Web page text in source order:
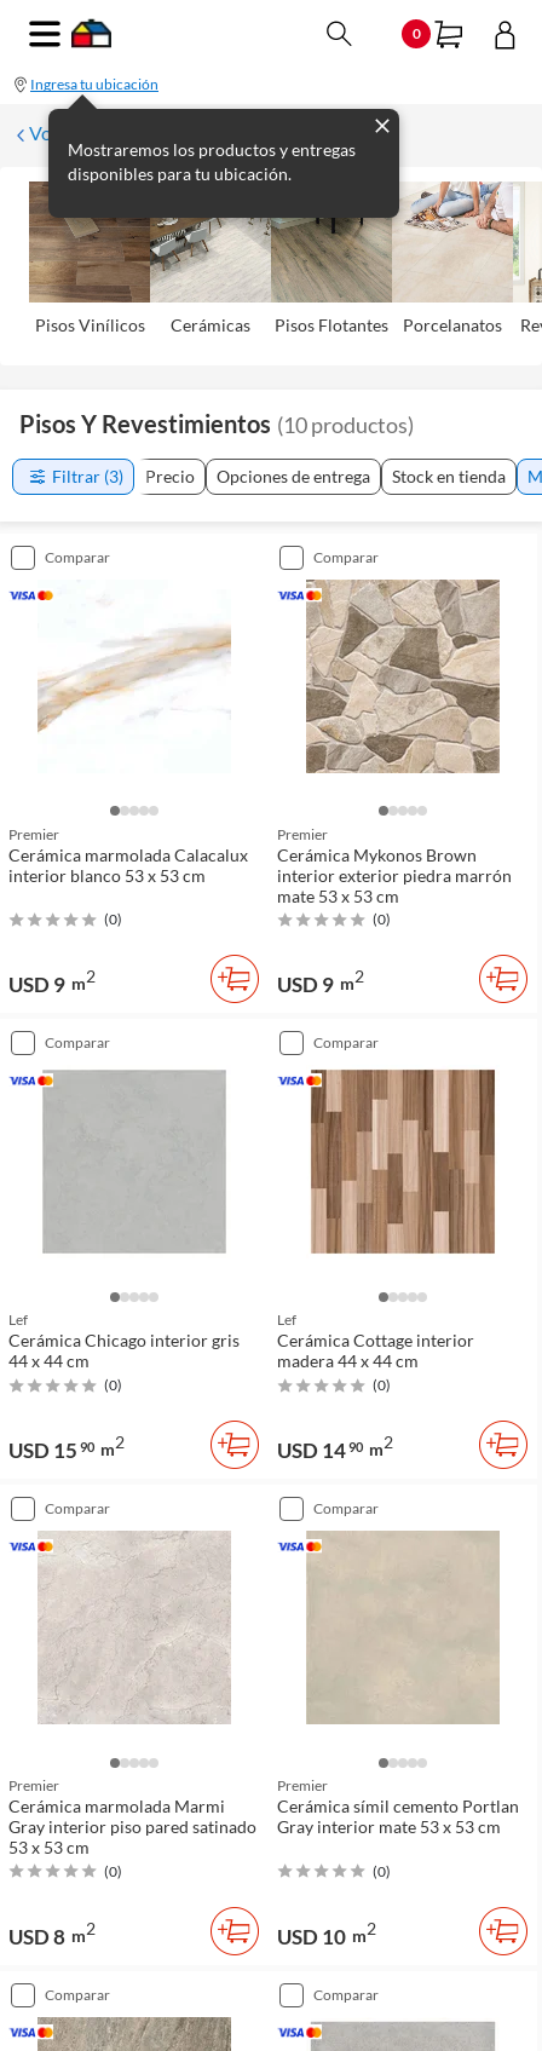
0
Ingresa tu ubicación
Mostraremos los productos y entregas
disponibles para tu ubicación.
Volver
Pisos Viní­licos Cerámicas Pisos Flotantes Porcelanatos
Pisos Y Revestimientos (10productos)
Filtrar (3) Precio Opciones de entrega Stock en tienda
comparar
Premier
Cerámica marmolada Calacalux
interior blanco 53 x 53 cm
(0)
USD 9 m2
comparar
Premier
Cerámica Mykonos Brown
interior exterior piedra marrón
mate 53 x 53 cm
(0)
USD 9 m2
comparar
Lef
Cerámica Chicago interior gris
44 x 44 cm
(0)
USD 15 90 m2
comparar
Lef
Cerámica Cottage interior
madera 44 x 44 cm
(0)
USD 1490 m2
comparar
Premier
Cerámica marmolada Marmi
Gray interior piso pared satinado
53 x 53 cm
(0)
USD 8 m2
comparar
Premier
Cerámica símil cemento Portlan
Gray interior mate 53 x 53 cm
(0)
USD 10 m2
comparar comparar